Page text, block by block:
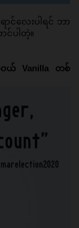
ာင်လေးပါရင် ဘာ
ပါတဲ့။
ဝယ် Vanilla တစ်